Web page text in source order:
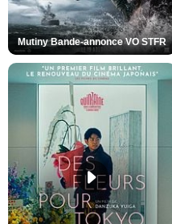
Mutiny Bande-annonce VO STFR